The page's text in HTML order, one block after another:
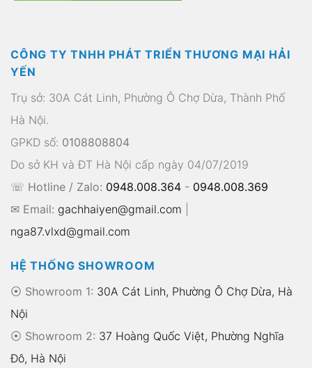
CÔNG TY TNHH PHÁT TRIỂN THƯƠNG MẠI HẢI
YẾN
Trụ sở: 30A Cát Linh, Phường Ô Chợ Dừa, Thành Phố
Hà Nội.
GPKD số: 0108808804
Do sở KH và ĐT Hà Nội cấp ngày 04/07/2019
☏ Hotline / Zalo: 0948.008.364 - 0948.008.369
✉ Email: gachhaiyen@gmail.com
nga87.vlxd@gmail.com
HỆ THỐNG SHOWROOM
⦿ Showroom 1: 30A Cát Linh, Phường Ô Chợ Dừa, Hà
Nội
⦿ Showroom 2: 37 Hoàng Quốc Việt, Phường Nghĩa
Đô, Hà Nội